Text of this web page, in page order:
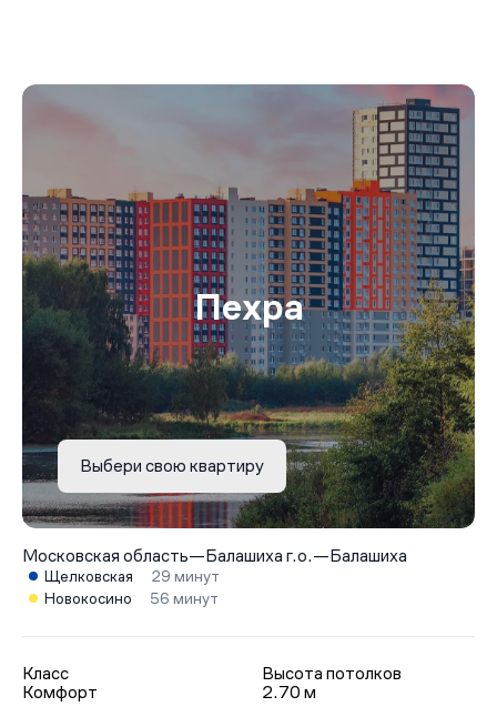
Пехра
Выбери свою квартиру
Московская область—Балашиха г.о.—Балашиха
Щелковская
29 минут
Новокосино
56 минут
Класс
Комфорт
Высота потолков
2.70 м